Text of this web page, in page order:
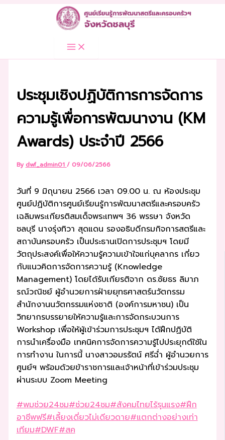
ประชุมเชิงปฏิบัติการการจัดการ
ความรู้เพื่อการพัฒนางาน (KM
Awards) ประจำปี 2566
By dwf_admin01 / 09/06/2566
วันที่ 9 มิถุนายน 2566 เวลา 09.00 น. ณ ห้องประชุม
ศูนย์ปฏิบัติการศูนย์เรียนรู้การพัฒนาสตรีและครอบครัว
เฉลิมพระเกียรติสมเด็จพระเทพฯ 36 พรรษา จังหวัด
ชลบุรี นางรุ่งทิวา สุดแดน รองอธิบดีกรมกิจการสตรีและ
สถาบันครอบครัว เป็นประธานเปิดการประชุมฯ โดยมี
วัตถุประสงค์เพื่อให้ความรู้ความเข้าใจแก่บุคลากร เกี่ยว
กับแนวคิดการจัดการความรู้ (Knowledge
Management) โดยได้รับเกียรติจาก ดร.ชัยธร ลิมาภ
รณ์วณิชย์ ผู้อำนวยการฝ่ายยุทธศาสตร์นวัตกรรม
สำนักงานนวัตกรรมแห่งชาติ (องค์การมหาชน) เป็น
วิทยากรบรรยายให้ความรู้และการจัดกระบวนการ
Workshop เพื่อให้ผู้เข้าร่วมการประชุมฯ ได้ฝึกปฏิบัติ
การนำเครื่องมือ เทคนิคการจัดการความรู้ไปประยุกต์ใช้ใน
การทำงาน ในการนี้ นางสาวอมรรัตน์ ศรีฉ่ำ ผู้อำนวยการ
ศูนย์ฯ พร้อมด้วยข้าราชการและเจ้าหน้าที่เข้าร่วมประชุม
ผ่านระบบ Zoom Meeting
#พมช่วย24ชม#ช่วย24ชม#สังคมไทยไร้รุนแรง#ฝึก
อาชีพฟรี#เลี้ยงเดี่ยวไม่เดียวดาย#แตกต่างอย่างเท่า
เทียม#DWF#สค